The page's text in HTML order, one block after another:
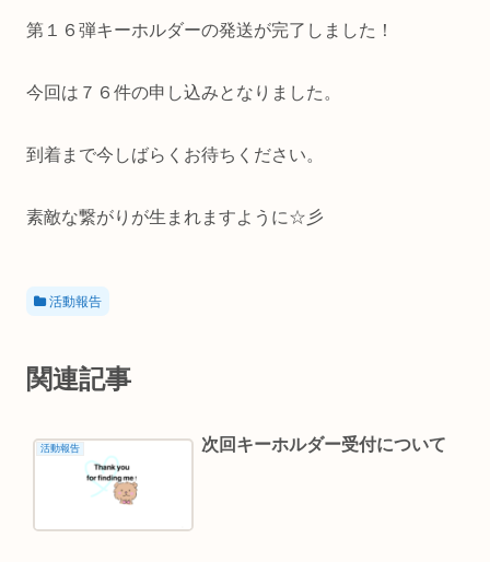
第１６弾キーホルダーの発送が完了しました！
今回は７６件の申し込みとなりました。
到着まで今しばらくお待ちください。
素敵な繋がりが生まれますように☆彡
活動報告
関連記事
活動報告 次回キーホルダー受付について